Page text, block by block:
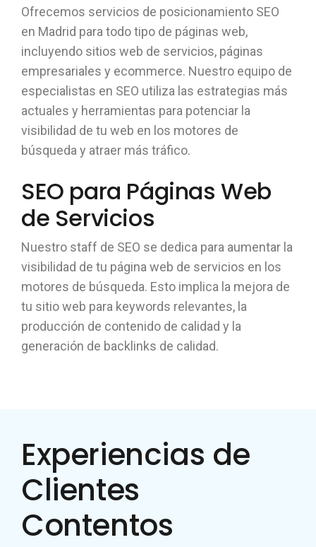
Ofrecemos servicios de posicionamiento SEO
en Madrid para todo tipo de páginas web,
incluyendo sitios web de servicios, páginas
empresariales y ecommerce. Nuestro equipo de
especialistas en SEO utiliza las estrategias más
actuales y herramientas para potenciar la
visibilidad de tu web en los motores de
búsqueda y atraer más tráfico.
SEO para Páginas Web
de Servicios
Nuestro staff de SEO se dedica para aumentar la
visibilidad de tu página web de servicios en los
motores de búsqueda. Esto implica la mejora de
tu sitio web para keywords relevantes, la
producción de contenido de calidad y la
generación de backlinks de calidad.
Experiencias de
Clientes
Contentos